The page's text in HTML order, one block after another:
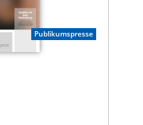
Publikumspresse